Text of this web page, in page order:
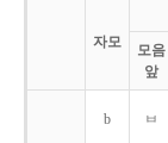
자모
모음
앞
b ㅂ